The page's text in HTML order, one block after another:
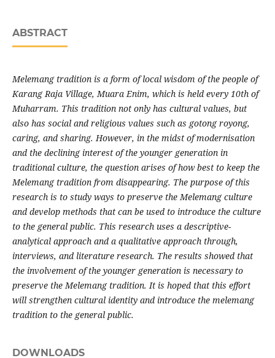
ABSTRACT
Melemang tradition is a form of local wisdom of the people of
Karang Raja Village, Muara Enim, which is held every 10th of
Muharram. This tradition not only has cultural values, but
also has social and religious values such as gotong royong,
caring, and sharing. However, in the midst of modernisation
and the declining interest of the younger generation in
traditional culture, the question arises of how best to keep the
Melemang tradition from disappearing. The purpose of this
research is to study ways to preserve the Melemang culture
and develop methods that can be used to introduce the culture
to the general public. This research uses a descriptive-
analytical approach and a qualitative approach through,
interviews, and literature research. The results showed that
the involvement of the younger generation is necessary to
preserve the Melemang tradition. It is hoped that this effort
will strengthen cultural identity and introduce the melemang
tradition to the general public.
DOWNLOADS